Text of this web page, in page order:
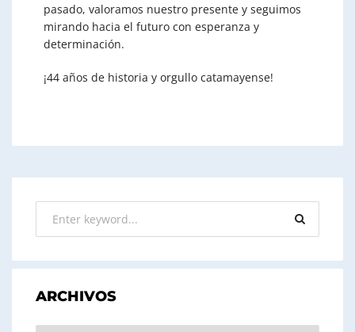
pasado, valoramos nuestro presente y seguimos
mirando hacia el futuro con esperanza y
determinación.
¡44 años de historia y orgullo catamayense!
ARCHIVOS